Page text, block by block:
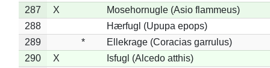
287
X
Mosehornugle (Asio flammeus)
288
Hærfugl (Upupa epops)
289
*
Ellekrage (Coracias garrulus)
290
X
Isfugl (Alcedo atthis)